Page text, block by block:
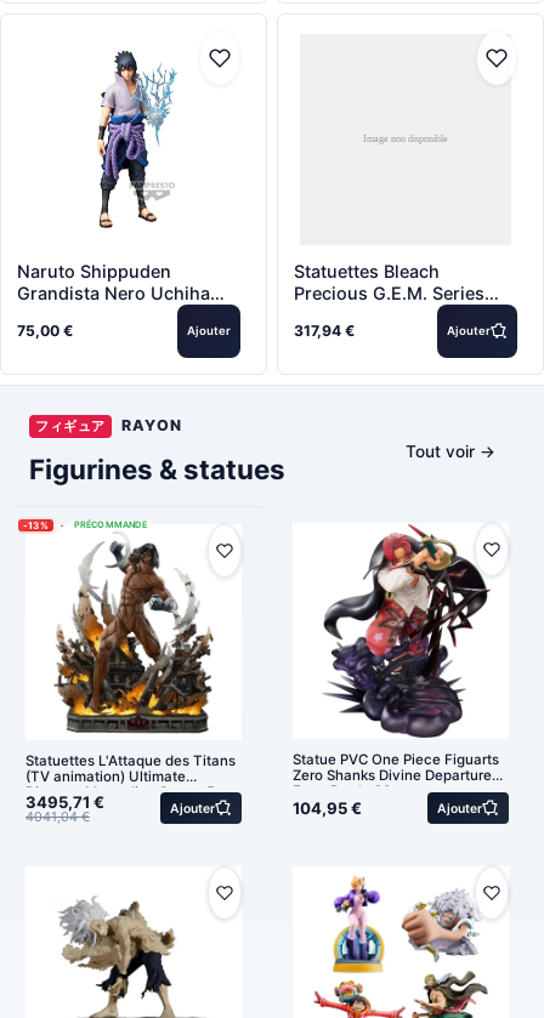
Naruto Shippuden
Grandista Nero Uchiha
75,00 € Ajouter
Statuettes Bleach
Precious G.E.M. Series
figurine PVC Ichigo
Kurosaki Bleach:
Thousand-Year Blood War
(Repeat) 25 cm
317,94 € Ajouter
フィギュア RAYON
Figurines & statues
Tout voir →
-13% PRÉCOMMANDE
Statuettes L'Attaque des Titans
(TV animation) Ultimate
Diorama Masterline Statue Eren
Yeag
3495,71 €
4041,04 € Ajouter
Statue PVC One Piece Figuarts
Zero Shanks Divine Departure
Extra Battle 20cm
104,95 € Ajouter